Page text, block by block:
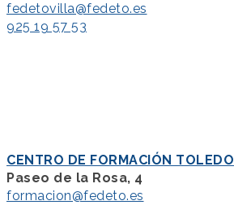
fedetovilla@fedeto.es
925 19 57 53
CENTRO DE FORMACIÓN TOLEDO
Paseo de la Rosa, 4
formacion@fedeto.es